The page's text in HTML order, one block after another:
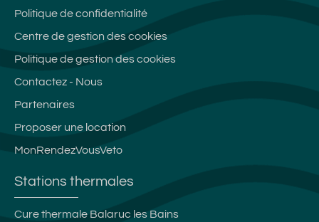
Politique de confidentialité
Centre de gestion des cookies
Politique de gestion des cookies
Contactez - Nous
Partenaires
Proposer une location
MonRendezVousVeto
Stations thermales
Cure thermale Balaruc les Bains